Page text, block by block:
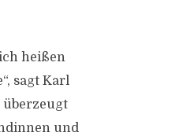
heißen
sagt Karl
überzeugt
und